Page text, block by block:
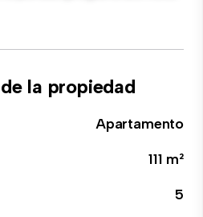
la propiedad
Apartamento
111 m²
5